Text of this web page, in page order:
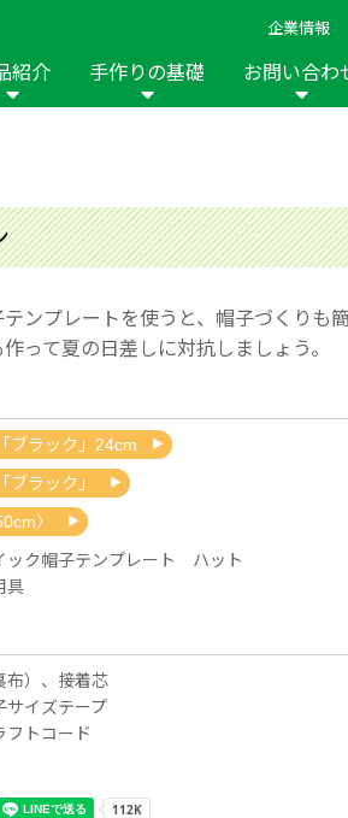
企業情報
2014年 2013年
パッチワーク・キルト
刺しゅう
インテリア
紹介
チワーク・キルト 手芸用品
おなまえつけグッズ ペーパーク
手作りの基礎 お問い合わ
テンプレートを使うと、帽子づくりも
って夏の日差しに対抗しましょう。
ブラック」24cm
ブラック」
〉
ク帽子テンプレート ハット
具
布）、接着芯
イズテープ
トコード